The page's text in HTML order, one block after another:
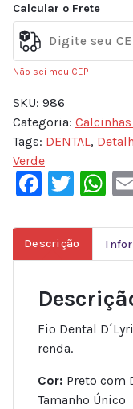
Calcular o Frete
Não sei meu CEP
SKU: 986
Categoria:
Tags: DENTAL ,
Verde
Descrição
Fio Dental
renda.
Cor: Preto com
Tamanho Único